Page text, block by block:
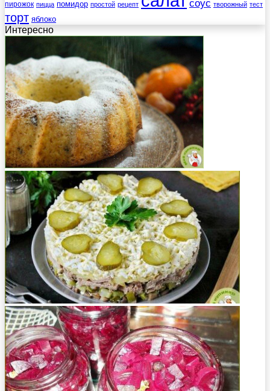
пирожок пицца помидор простой рецепт соус творожный тест
торт яблоко
Интересно